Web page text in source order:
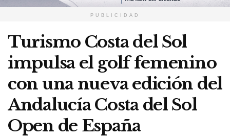
PUBLICIDAD
Turismo Costa del Sol
impulsa el golf femenino
con una nueva edición del
Andalucía Costa del Sol
Open de España